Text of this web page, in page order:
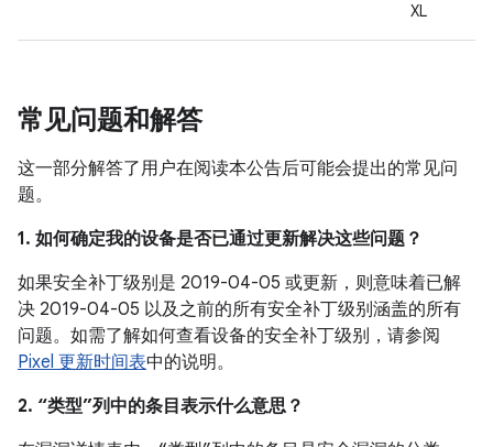
XL
常见问题和解答
这一部分解答了用户在阅读本公告后可能会提出的常见问
题。
1. 如何确定我的设备是否已通过更新解决这些问题？
如果安全补丁级别是 2019-04-05 或更新，则意味着已解
决 2019-04-05 以及之前的所有安全补丁级别涵盖的所有
问题。如需了解如何查看设备的安全补丁级别，请参阅
Pixel 更新时间表中的说明。
2. “类型”列中的条目表示什么意思？